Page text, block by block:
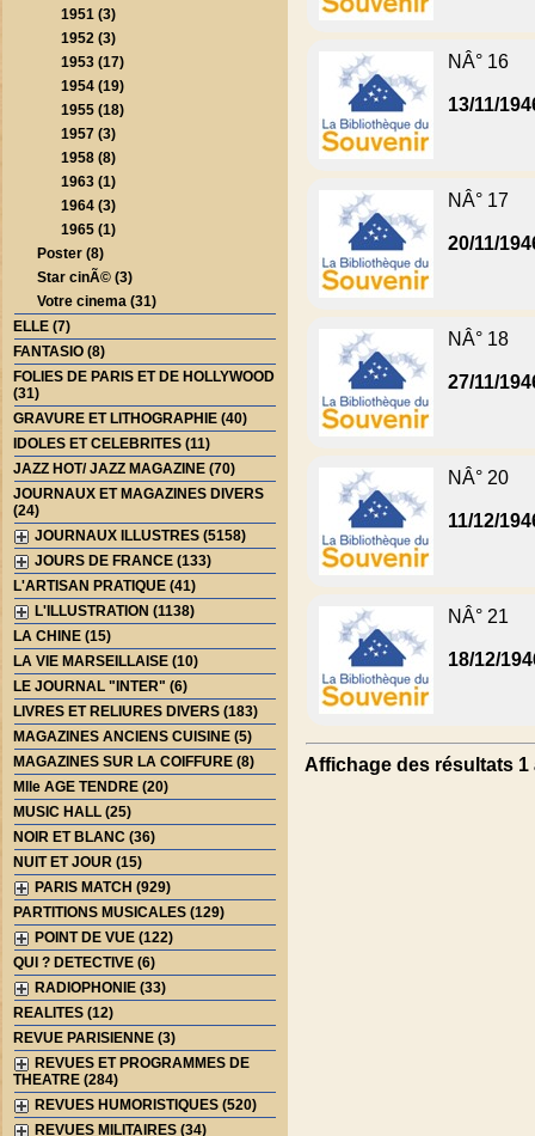
1951 (3)
1952 (3)
1953 (17)
1954 (19)
1955 (18)
1957 (3)
1958 (8)
1963 (1)
1964 (3)
1965 (1)
Poster (8)
Star cinÃ© (3)
Votre cinema (31)
ELLE (7)
FANTASIO (8)
FOLIES DE PARIS ET DE HOLLYWOOD
(31)
GRAVURE ET LITHOGRAPHIE (40)
IDOLES ET CELEBRITES (11)
JAZZ HOT/ JAZZ MAGAZINE (70)
JOURNAUX ET MAGAZINES DIVERS
(24)
JOURNAUX ILLUSTRES (5158)
JOURS DE FRANCE (133)
L'ARTISAN PRATIQUE (41)
L'ILLUSTRATION (1138)
LA CHINE (15)
LA VIE MARSEILLAISE (10)
LE JOURNAL "INTER" (6)
LIVRES ET RELIURES DIVERS (183)
MAGAZINES ANCIENS CUISINE (5)
MAGAZINES SUR LA COIFFURE (8)
Mlle AGE TENDRE (20)
MUSIC HALL (25)
NOIR ET BLANC (36)
NUIT ET JOUR (15)
PARIS MATCH (929)
PARTITIONS MUSICALES (129)
POINT DE VUE (122)
QUI ? DETECTIVE (6)
RADIOPHONIE (33)
REALITES (12)
REVUE PARISIENNE (3)
REVUES ET PROGRAMMES DE
THEATRE (284)
REVUES HUMORISTIQUES (520)
REVUES MILITAIRES (34)
NÂ° 16
13/11/
NÂ° 17
20/11/
NÂ° 18
27/11/
NÂ° 20
11/12/
NÂ° 21
18/12/
Affichage des résultats 1